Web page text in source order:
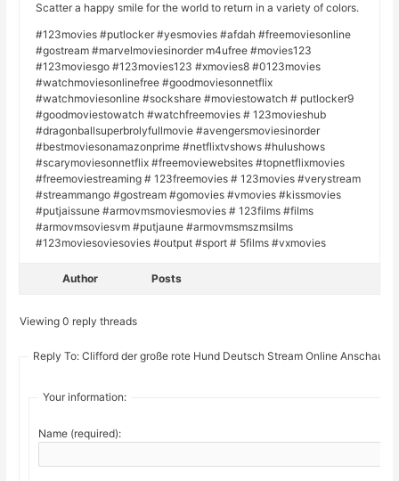
Scatter a happy smile for the world to return in a variety of colors.
#123movies #putlocker #yesmovies #afdah #freemoviesonline
#gostream #marvelmoviesinorder m4ufree #movies123
#123moviesgo #123movies123 #xmovies8 #0123movies
#watchmoviesonlinefree #goodmoviesonnetflix
#watchmoviesonline #sockshare #moviestowatch # putlocker9
#goodmoviestowatch #watchfreemovies # 123movieshub
#dragonballsuperbrolyfullmovie #avengersmoviesinorder
#bestmoviesonamazonprime #netflixtvshows #hulushows
#scarymoviesonnetflix #freemoviewebsites #topnetflixmovies
#freemoviestreaming # 123freemovies # 123movies #verystream
#streammango #gostream #gomovies #vmovies #kissmovies
#putjaissune #armovmsmoviesmovies # 123films #films
#armovmsoviesvm #putjaune #armovmsmszmsilms
#123moviesoviesovies #output #sport # 5films #vxmovies
Author Posts
Viewing 0 reply threads
Reply To: Clifford der große rote Hund Deutsch Stream Online Anschauen
Your information:
Name (required):